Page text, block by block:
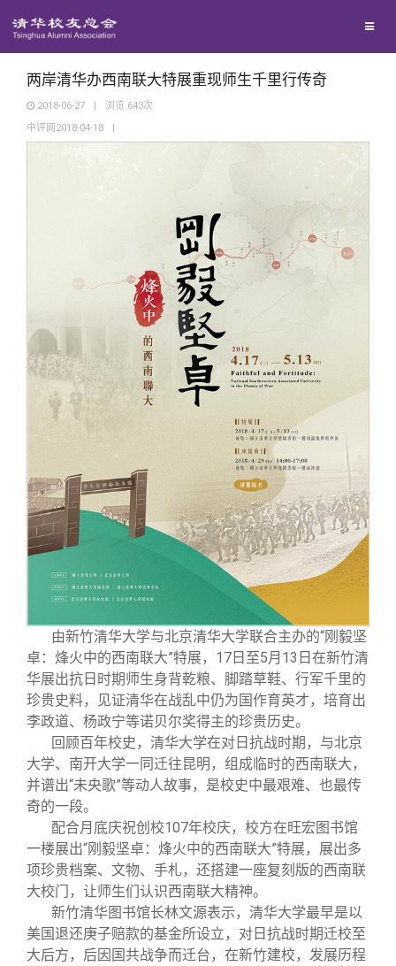
西南联大校友会
捐赠新闻
捐赠纪事
捐赠方法
义工计划
《清华校友通讯》
《水木清华》
我要订阅
新媒体平台
清华人物
清华故事
青春风采
校友服务
终身学习
信息化服务
校友总会
总会简介
联系我们
关闭
两岸清华办西南联大特展重现师生千里行传奇
2018-06-27 | 浏览 643次
中评网2018-04-18
|
由新竹清华大学与北京清华大学联合主办的“刚毅坚
卓：烽火中的西南联大”特展，17日至5月13日在新竹清
华展出抗日时期师生身背乾粮、脚踏草鞋、行军千里的
珍贵史料，见证清华在战乱中仍为国作育英才，培育出
李政道、杨政宁等诺贝尔奖得主的珍贵历史。
回顾百年校史，清华大学在对日抗战时期，与北京
大学、南开大学一同迁往昆明，组成临时的西南联大，
并谱出“未央歌”等动人故事，是校史中最艰难、也最传
奇的一段。
配合月底庆祝创校107年校庆，校方在旺宏图书馆
一楼展出“刚毅坚卓：烽火中的西南联大”特展，展出多
项珍贵档案、文物、手札，还搭建一座复刻版的西南联
大校门，让师生们认识西南联大精神。
新竹清华图书馆长林文源表示，清华大学最早是以
美国退还庚子赔款的基金所设立，对日抗战时期迁校至
大后方，后因国共战争而迁台，在新竹建校，发展历程